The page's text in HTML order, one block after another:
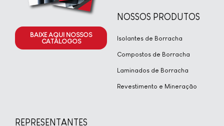
BAIXE AQUI NOSSOS
CATÁLOGOS
NOSSOS PRODUTOS
Isolantes de Borracha
Compostos de Borracha
Laminados de Borracha
Revestimento e Mineração
REPRESENTANTES